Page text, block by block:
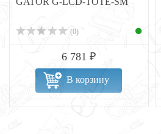
(0)
6 781 ₽
В корзину